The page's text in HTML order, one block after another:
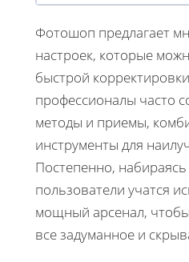
Фотошоп предлагает
настроек, которые
быстрой
профессионалы часто
методы и приемы,
инструменты для
Постепенно,
пользователи учатся
мощный арсенал,
все задуманное и